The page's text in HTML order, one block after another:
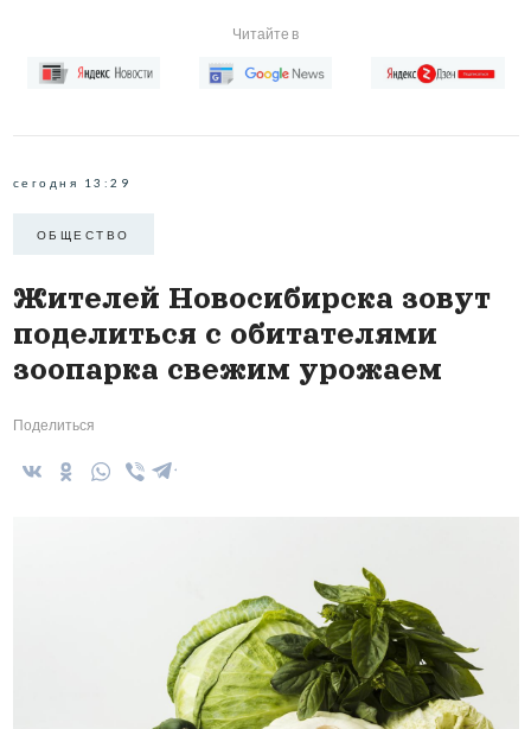
Читайте в
сегодня 13:29
ОБЩЕСТВО
Жителей Новосибирска зовут
поделиться с обитателями
зоопарка свежим урожаем
Поделиться